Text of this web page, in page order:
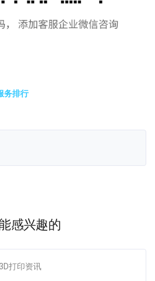
务排行
感兴趣的
3D打印资讯